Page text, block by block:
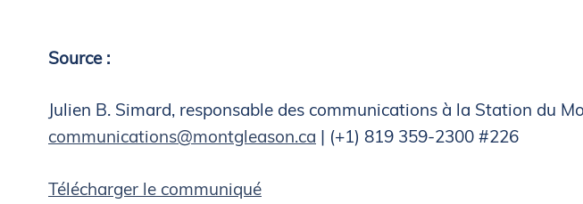
Source :
Julien B. Simard, responsable des communications à la Station du
communications@montgleason.ca | (+1) 819 359-2300 #226
Télécharger le communiqué